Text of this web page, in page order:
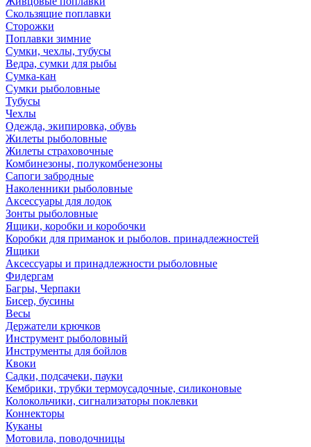
Скользящие поплавки
Сторожки
Поплавки зимние
Сумки, чехлы, тубусы
Ведра, сумки для рыбы
Сумка-кан
Сумки рыболовные
Тубусы
Чехлы
Одежда, экипировка, обувь
Жилеты рыболовные
Жилеты страховочные
Комбинезоны, полукомбенезоны
Сапоги забродные
Наколенники рыболовные
Аксессуары для лодок
Зонты рыболовные
Ящики, коробки и коробочки
Коробки для приманок и рыболов. принадлежностей
Ящики
Аксессуары и принадлежности рыболовные
Фидергам
Багры, Черпаки
Бисер, бусины
Весы
Держатели крючков
Инструмент рыболовный
Инструменты для бойлов
Квоки
Садки, подсачеки, пауки
Кембрики, трубки термоусадочные, силиконовые
Колокольчики, сигнализаторы поклевки
Коннекторы
Куканы
Мотовила, поводочницы